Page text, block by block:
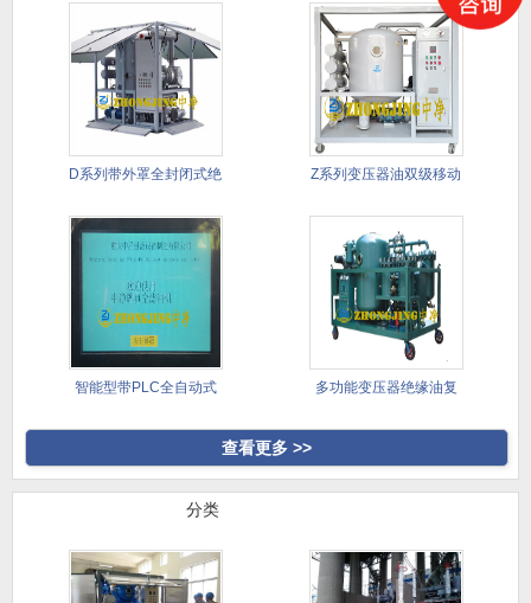
D系列带外罩全封闭式绝 Z系列变压器油双级移动
智能型带PLC全自动式 多功能变压器绝缘油复
查看更多 >>
分类